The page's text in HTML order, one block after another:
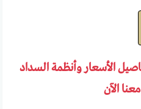
الأسعار وأنظمة السداد
الآن